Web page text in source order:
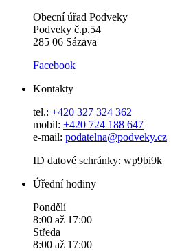
Obecní úřad Podveky
Podveky č.p.54
285 06 Sázava
Facebook
Kontakty
tel.: +420 327 324 362
mobil: +420 724 188 647
e-mail: podatelna@podveky.cz
ID datové schránky: wp9bi9k
Úřední hodiny
Pondělí
8:00 až 17:00
Středa
8:00 až 17:00